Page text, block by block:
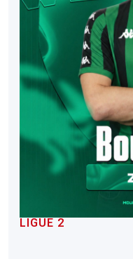
LIGUE 2